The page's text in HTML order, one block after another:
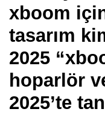
xboom
tasarım
2025
hoparlör
2025’te